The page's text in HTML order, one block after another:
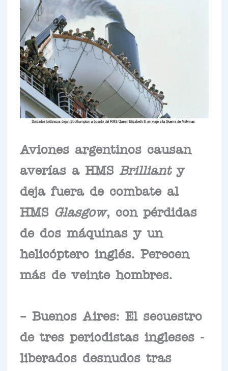
Aviones argentinos causan
averías a HMS Brilliant y
deja fuera de combate al
HMS Glasgow, con pérdidas
de dos máquinas y un
helicóptero inglés. Perecen
más de veinte hombres.
– Buenos Aires: El secuestro
de tres periodistas ingleses -
liberados desnudos tras